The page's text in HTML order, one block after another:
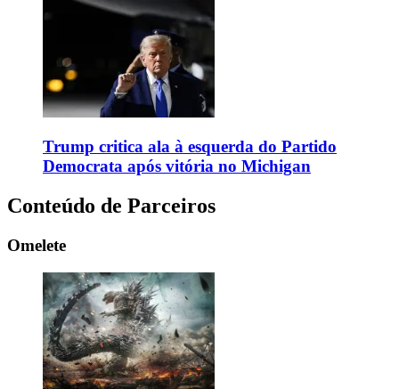
Trump critica ala à esquerda do Partido
Democrata após vitória no Michigan
Conteúdo de Parceiros
Omelete